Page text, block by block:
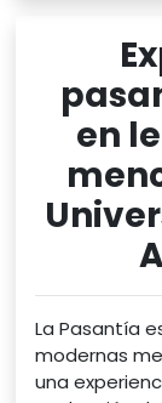
en
La Pasantía
modernas
una